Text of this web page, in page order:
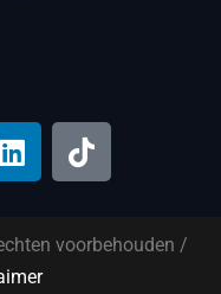
voorbehouden /